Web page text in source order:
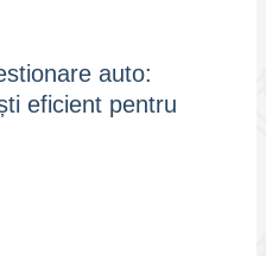
auto:
eficient pentru